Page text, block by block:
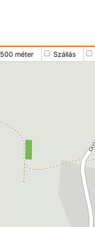
500 méter Szállás